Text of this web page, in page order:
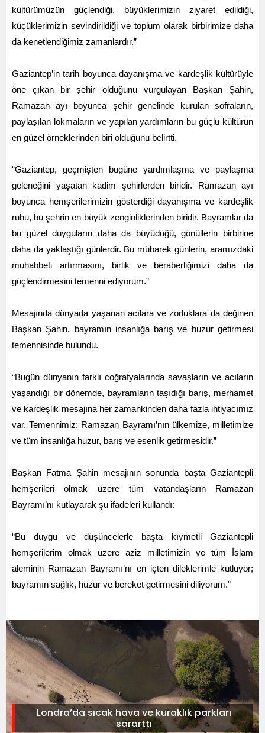
kültürümüzün güçlendiği, büyüklerimizin ziyaret edildiği,
küçüklerimizin sevindirildiği ve toplum olarak birbirimize daha
da kenetlendiğimiz zamanlardır.”
Gaziantep’in tarih boyunca dayanışma ve kardeşlik kültürüyle
öne çıkan bir şehir olduğunu vurgulayan Başkan Şahin,
Ramazan ayı boyunca şehir genelinde kurulan sofraların,
paylaşılan lokmaların ve yapılan yardımların bu güçlü kültürün
en güzel örneklerinden biri olduğunu belirtti.
“Gaziantep, geçmişten bugüne yardımlaşma ve paylaşma
geleneğini yaşatan kadim şehirlerden biridir. Ramazan ayı
boyunca hemşerilerimizin gösterdiği dayanışma ve kardeşlik
ruhu, bu şehrin en büyük zenginliklerinden biridir. Bayramlar da
bu güzel duyguların daha da büyüdüğü, gönüllerin birbirine
daha da yaklaştığı günlerdir. Bu mübarek günlerin, aramızdaki
muhabbeti artırmasını, birlik ve beraberliğimizi daha da
güçlendirmesini temenni ediyorum.”
Mesajında dünyada yaşanan acılara ve zorluklara da değinen
Başkan Şahin, bayramın insanlığa barış ve huzur getirmesi
temennisinde bulundu.
“Bugün dünyanın farklı coğrafyalarında savaşların ve acıların
yaşandığı bir dönemde, bayramların taşıdığı barış, merhamet
ve kardeşlik mesajına her zamankinden daha fazla ihtiyacımız
var. Temennimiz; Ramazan Bayramı’nın ülkemize, milletimize
ve tüm insanlığa huzur, barış ve esenlik getirmesidir.”
Başkan Fatma Şahin mesajının sonunda başta Gaziantepli
hemşerileri olmak üzere tüm vatandaşların Ramazan
Bayramı’nı kutlayarak şu ifadeleri kullandı:
“Bu duygu ve düşüncelerle başta kıymetli Gaziantepli
hemşerilerim olmak üzere aziz milletimizin ve tüm İslam
aleminin Ramazan Bayramı’nı en içten dileklerimle kutluyor;
bayramın sağlık, huzur ve bereket getirmesini diliyorum.”
Londra’da sıcak hava ve kuraklık parkları
sararttı